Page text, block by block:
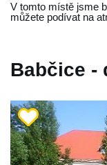
V tomto místě jsme
můžete podívat na
Babčice -